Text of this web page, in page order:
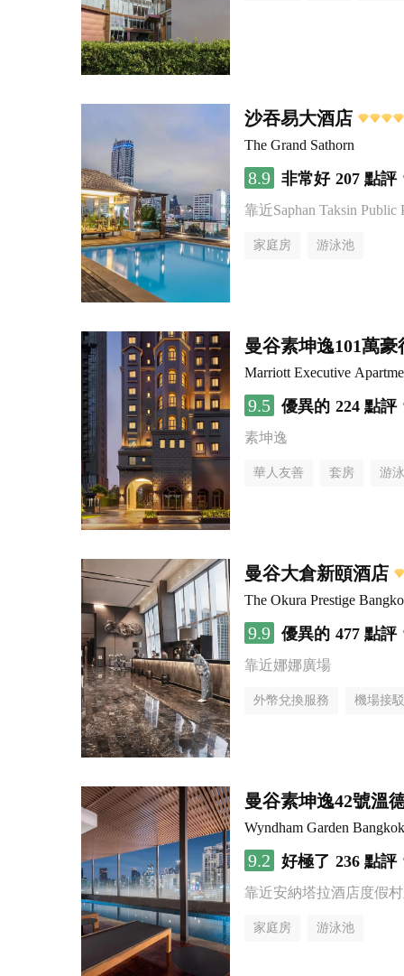
沙吞易大酒店
The Grand Sathorn
8.9 非常好 207 點評
靠近Saphan Taksin Public
家庭房 游泳池
曼谷素坤逸101萬
Marriott Executive
9.5 優異的 224 點評
素坤逸
華人友善 套房 游
曼谷大倉新頤酒店
The Okura Prestige
9.9 優異的 477 點評
靠近娜娜廣場
外幣兌換服務 機場接
曼谷素坤逸42號溫
Wyndham Garden
9.2 好極了 236 點評
靠近安納塔拉酒店度假
家庭房 游泳池